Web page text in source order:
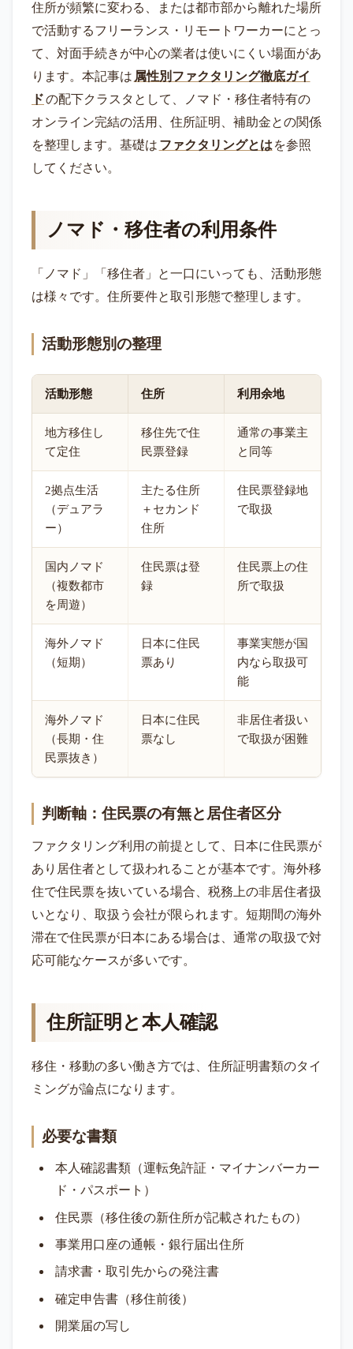
住所が頻繁に変わる、または都市部から離れた場所
で活動するフリーランス・リモートワーカーにとっ
て、対面手続きが中心の業者は使いにくい場面があ
ります。本記事は 属性別ファクタリング徹底ガイ
ドの配下クラスタとして、ノマド・移住者特有の
オンライン完結の活用、住所証明、補助金との関係
を整理します。基礎は ファクタリングとは を参照
してください。
ノマド・移住者の利用条件
「ノマド」「移住者」と一口にいっても、活動形態
は様々です。住所要件と取引形態で整理します。
活動形態別の整理
活動形態 住所 利用余地
地方移住し
て定住
移住先で住
民票登録
通常の事業主
と同等
2拠点生活
（デュアラ
ー）
主たる住所
＋セカンド
住所
住民票登録地
で取扱
国内ノマド
（複数都市
を周遊）
住民票は登
録
住民票上の住
所で取扱
海外ノマド
（短期）
日本に住民
票あり
事業実態が国
内なら取扱可
能
海外ノマド
（長期・住
民票抜き）
日本に住民
票なし
非居住者扱い
で取扱が困難
判断軸：住民票の有無と居住者区分
ファクタリング利用の前提として、日本に住民票が
あり居住者として扱われることが基本です。海外移
住で住民票を抜いている場合、税務上の非居住者扱
いとなり、取扱う会社が限られます。短期間の海外
滞在で住民票が日本にある場合は、通常の取扱で対
応可能なケースが多いです。
住所証明と本人確認
移住・移動の多い働き方では、住所証明書類のタイ
ミングが論点になります。
必要な書類
本人確認書類（運転免許証・マイナンバーカー
ド・パスポート）
住民票（移住後の新住所が記載されたもの）
事業用口座の通帳・銀行届出住所
請求書・取引先からの発注書
確定申告書（移住前後）
開業届の写し